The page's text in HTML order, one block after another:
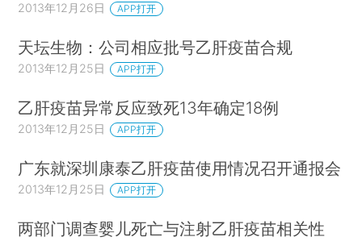
2013年12月26日 APP打开
天坛生物：公司相应批号乙肝疫苗合规
2013年12月25日 APP打开
乙肝疫苗异常反应致死13年确定18例
2013年12月25日 APP打开
广东就深圳康泰乙肝疫苗使用情况召开通报会
2013年12月25日 APP打开
两部门调查婴儿死亡与注射乙肝疫苗相关性